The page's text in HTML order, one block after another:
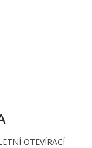
OTEVÍRACÍ